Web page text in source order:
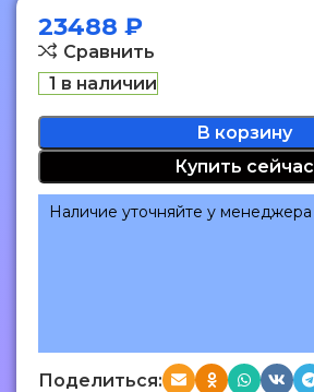
23488 ₽
Сравнить
1 в наличии
В корзину
Купить сейчас
Наличие уточняйте у менеджера
Поделиться: